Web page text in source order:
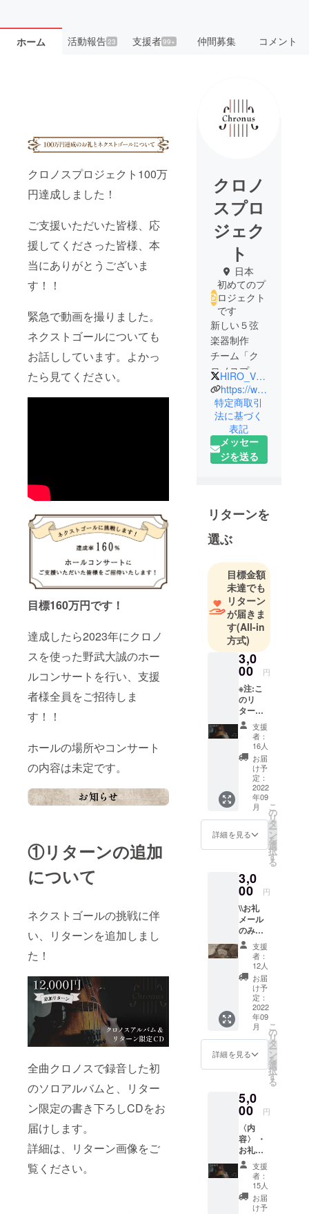
ホーム 活動報告23 支援者99+ 仲間募集 コメント
クロノスプロジェクト100万
円達成しました！
ご支援いただいた皆様、応
援してくださった皆様、本
当にありがとうございま
す！！
緊急で動画を撮りました。
ネクストゴールについても
お話ししています。よかっ
たら見てください。
目標160万円です！
達成したら2023年にクロノ
スを使った野武大誠のホー
ルコンサートを行い、支援
者様全員をご招待しま
す！！
ホールの場所やコンサート
の内容は未定です。
①リターンの追加
について
ネクストゴールの挑戦に伴
い、リターンを追加しまし
た！
全曲クロノスで録音した初
のソロアルバムと、リター
ン限定の書き下ろしCDをお
届けします。
詳細は、リターン画像をご
覧ください。
クロノ
スプロ
ジェク
ト
日本
初めてのプ
ロジェクト
です
新しい５弦
楽器制作
チーム「ク
ロノスプロ
ジェクト」
代表者 野
武 大誠
（Hironari
Notake）
楽器製作
Kurihara)
プロジェク
齊藤 勇貴
（Yuuki
Saitou）
久保田 優羽
（Yu
Kubota）
ヴァイオリ
ンでもビオ
ラでもな
い、新しい
その第一号
機を「クロ
ノス」と名
作・演奏を
野武大誠プ
ロフィール
ヴァイオリ
ニスト、作
曲家、サウ
ンドエンジ
ニアとして
活動。
クラシック
ヴァイオリ
ンの他、エ
レクトリッ
リンとエ
フェクター
を用いた独
創的なパ
フォーマン
スを行う。
様々なジャ
ンルの音楽
HIRO_VLN
https://www.hironari-notake.com
特定商取引
法に基づく
表記
メッセー
ジを送る
リターンを
選ぶ
目標金額
未達でも
リターン
が届きま
す(All-in
方式)
3,0
00 円
※注:こ
のリ
ターン
は 電子
データ
のみで
のリ
ターン
となり
ます。
郵送は
されま
せんの
でご注
意くだ
さいま
〈内
容〉 ・
お礼状
・写真4
枚（本
体2枚、
鑑定書1
枚、内
部ラベ
ル1枚）
上記の
データ
をメー
ルにて
お送り
しま
す。 ※
す。皆
様に
は、完
成した
クロノ
スの写
真の
データ
をお送
りしま
す。
支援
者：
16人
お届
け予
定：
2022
年09
月
詳細を見る
こ
の
リ
タ
ー
ン
を
選
択
す
る
3,0
00 円
\\お礼
メール
のみを
ご希望
の方向
けプラ
ン// こち
らのリ
ターン
はお礼
メール
のみと
なりま
す。 お
気持ち
で上乗
してい
ただけ
ます。
支援
者：
12人
お届
け予
定：
2022
年09
月
詳細を見る
こ
の
リ
タ
ー
ン
を
選
択
す
る
5,0
00 円
〈内
容〉 ・
お礼状
・写真
４枚
（本体2
枚、鑑
定書1
支援
者：
15人
お届
け予